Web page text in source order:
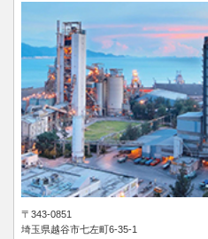
〒343-0851
埼玉県越谷市七左町6-35-1